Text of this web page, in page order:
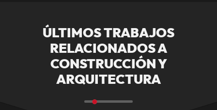
ÚLTIMOS TRABAJOS
RELACIONADOS A
CONSTRUCCIÓN Y
ARQUITECTURA